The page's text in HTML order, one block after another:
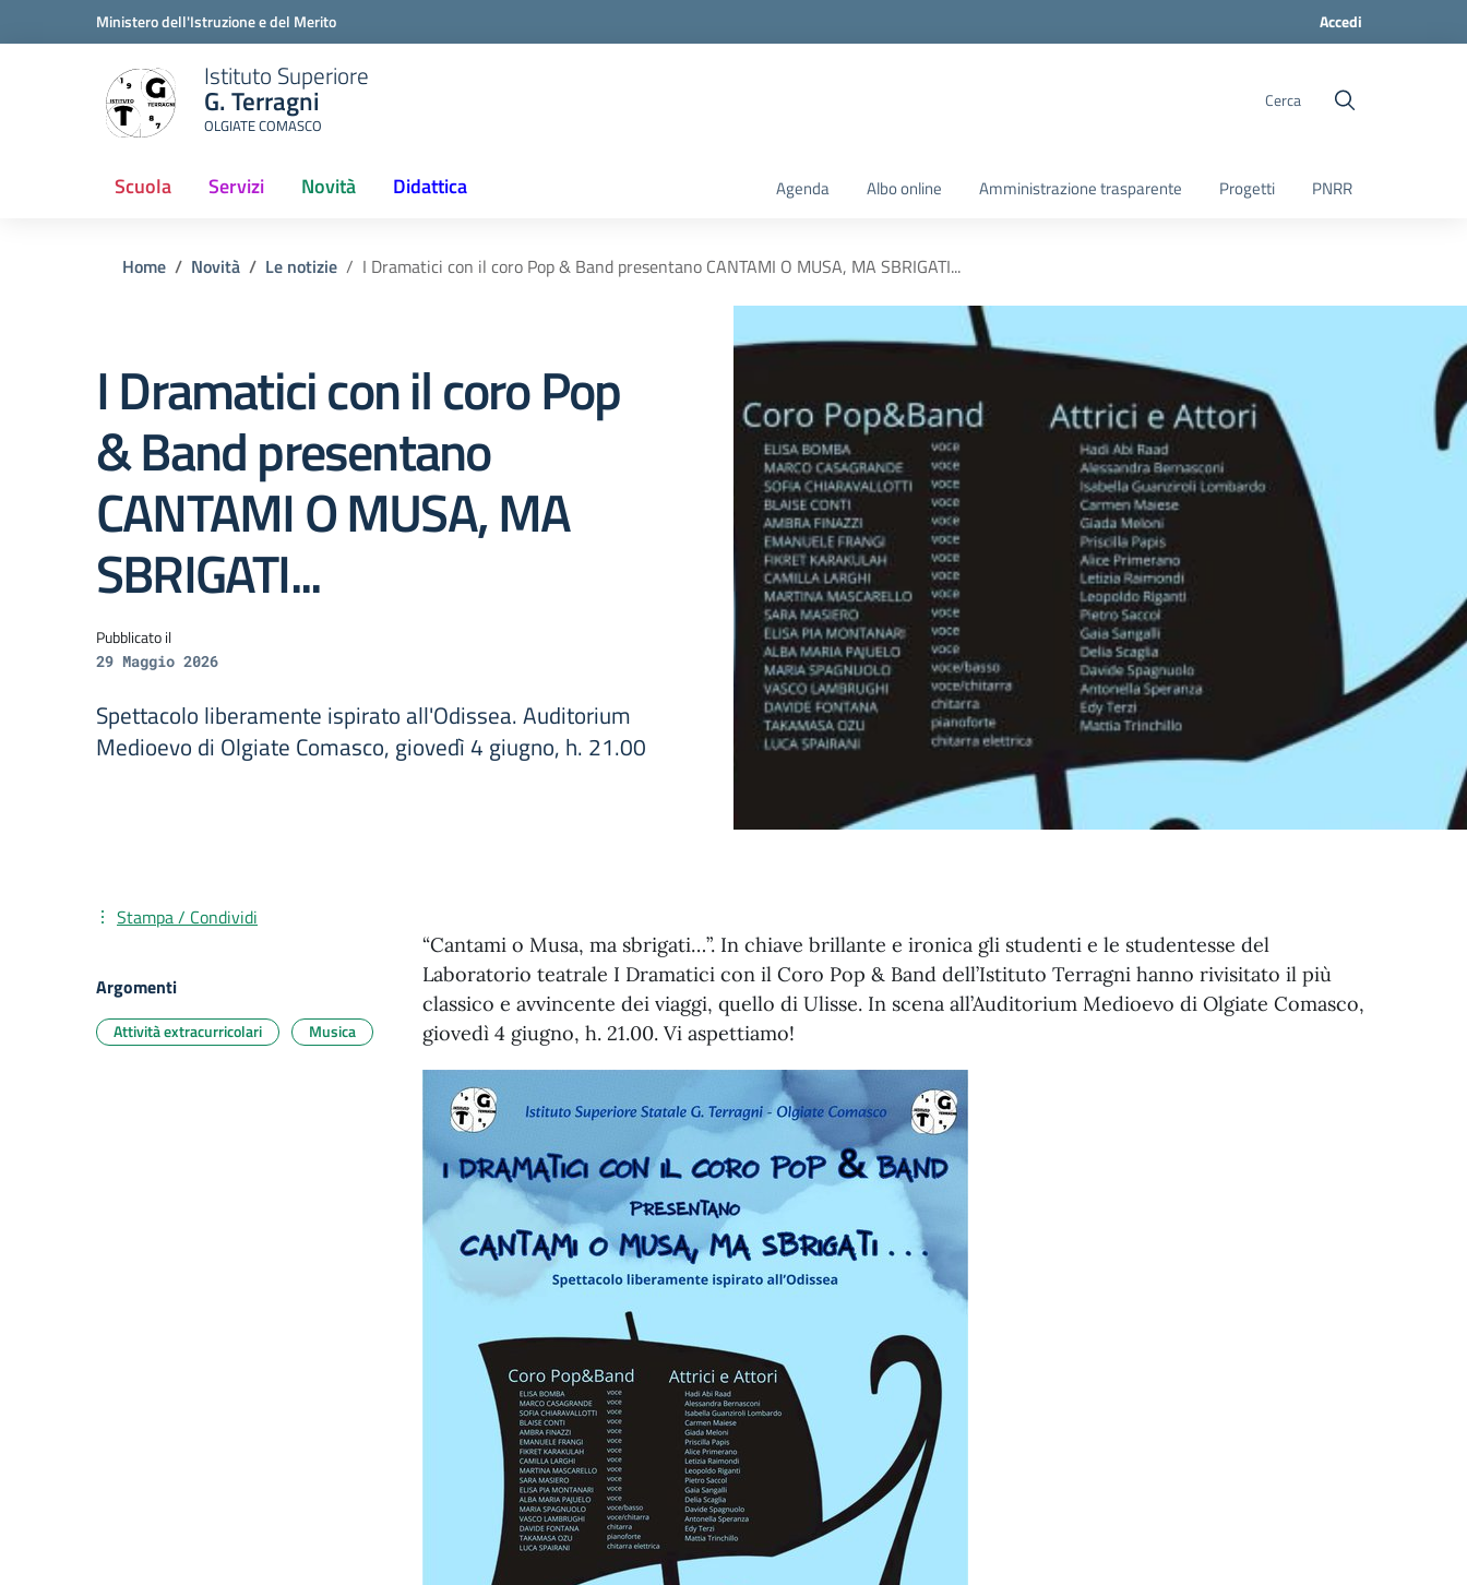
Ministero dell'Istruzione e del Merito Accedi
Istituto Superiore
G. Terragni
OLGIATE COMASCO
Cerca
Scuola Servizi Novità
(current) Didattica Agenda Albo online Amministrazione trasparente Progetti PNRR
Home Novità Le notizie I Dramatici con il coro Pop & Band presentano CANTAMI O MUSA, MA SBRIGATI...
I Dramatici con il coro Pop
& Band presentano
CANTAMI O MUSA, MA
SBRIGATI...
Pubblicato il
29 Maggio 2026
Spettacolo liberamente ispirato all'Odissea. Auditorium
Medioevo di Olgiate Comasco, giovedì 4 giugno, h. 21.00
“Cantami o Musa, ma sbrigati…”. In chiave brillante e ironica gli studenti e le studentesse del
Laboratorio teatrale I Dramatici con il Coro Pop & Band dell’Istituto Terragni hanno rivisitato il più
classico e avvincente dei viaggi, quello di Ulisse. In scena all’Auditorium Medioevo di Olgiate Comasco,
giovedì 4 giugno, h. 21.00. Vi aspettiamo!
Stampa / Condividi
Argomenti
Attività extracurricolari Musica